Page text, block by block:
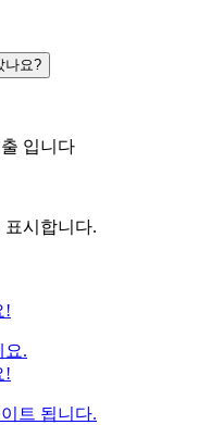
나요?
입니다
표시합니다.
!
요.
!
트 됩니다.